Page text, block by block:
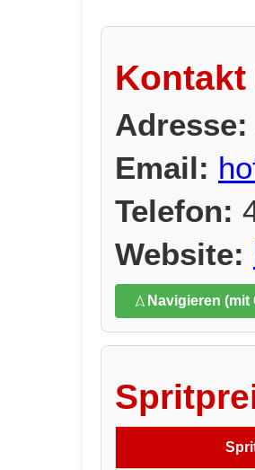
Adresse:
Email:
Telefon:
Website:
Navigieren (mit